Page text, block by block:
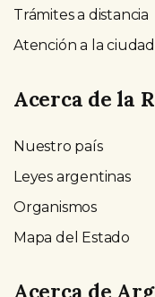
Trámites a distancia
Atención a la
Acerca de la
Nuestro país
Leyes argentinas
Organismos
Mapa del Estado
Acerca de